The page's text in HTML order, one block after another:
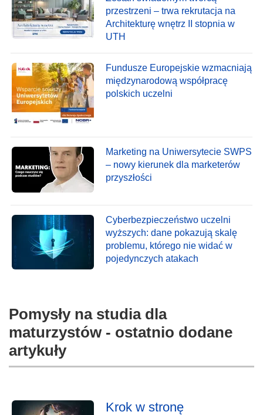
przestrzeni – trwa rekrutacja na
Architekturę wnętrz II stopnia w
UTH
Fundusze Europejskie wzmacniają
międzynarodową współpracę
polskich uczelni
Marketing na Uniwersytecie SWPS
– nowy kierunek dla marketerów
przyszłości
Cyberbezpieczeństwo uczelni
wyższych: dane pokazują skalę
problemu, którego nie widać w
pojedynczych atakach
Pomysły na studia dla
maturzystów - ostatnio dodane
artykuły
Krok w stronę